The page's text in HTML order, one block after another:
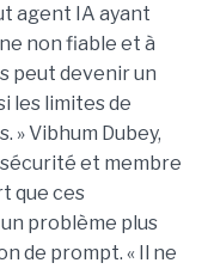
agent IA ayant
non fiable et à
peut devenir un
les limites de
Vibhum Dubey,
et membre
que ces
problème plus
de prompt. « Il ne